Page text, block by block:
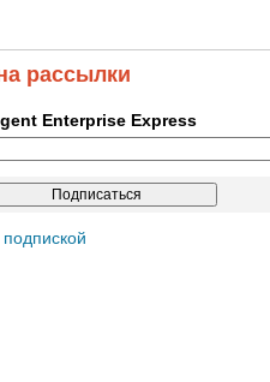
рассылки
Enterprise Express